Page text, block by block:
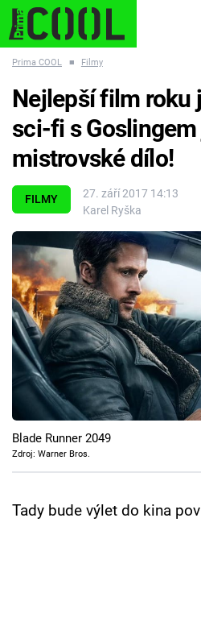
ESCAPE PLNEJ KOTEL
Témata
Filmy
Seriály
Hry
Cool Esport
Pořady
TV Program
Prima COOL ■ Filmy
FILMY
27. září 2017 14:13
Karel Ryška
Nejlepší film roku
sci-fi s
mistrovské dílo!
Blade Runner 2049
Zdroj: Warner Bros.
Tady bude výlet do kina